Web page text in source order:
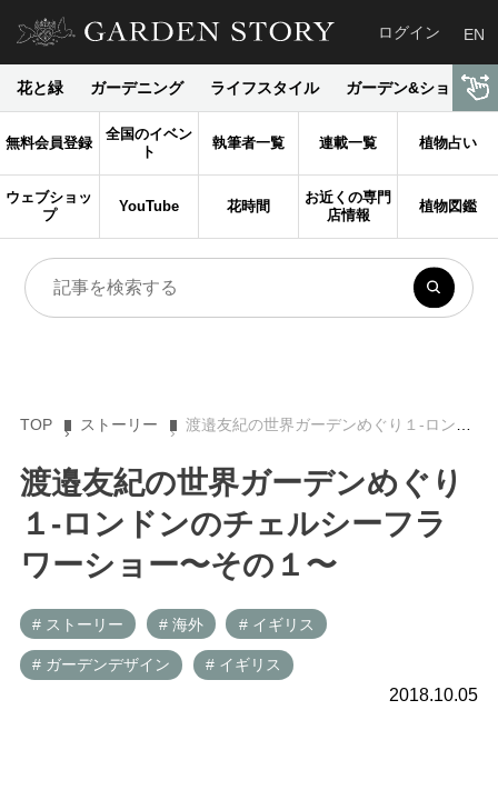
ログイン EN
花と緑 ガーデニング ライフスタイル ガーデン&ショップ
無料会員登録
全国のイベン
ト
執筆者一覧 連載一覧 植物占い
ウェブショッ
プ
YouTube 花時間
お近くの専門
店情報
植物図鑑
TOP ストーリー 渡邉友紀の世界ガーデンめぐり１-ロンドンのチェルシーフラワーショー〜その１〜
渡邉友紀の世界ガーデンめぐり
１-ロンドンのチェルシーフラ
ワーショー〜その１〜
# ストーリー # 海外 # イギリス
# ガーデンデザイン # イギリス
2018.10.05